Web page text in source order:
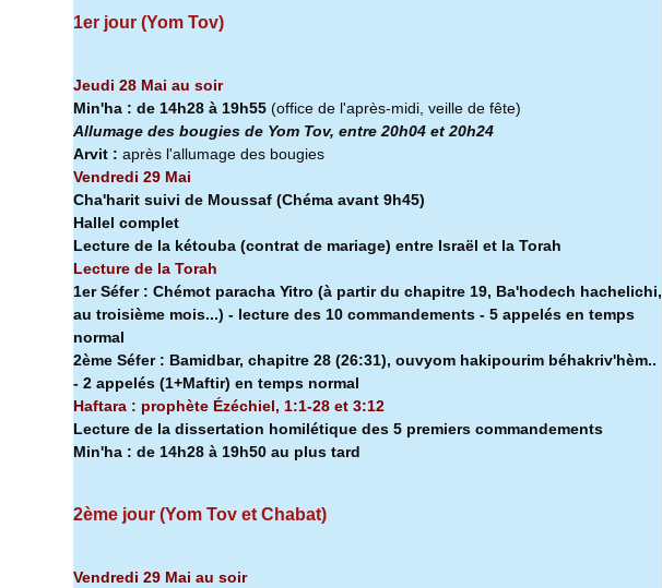
1er jour (Yom Tov)
Jeudi 28 Mai au soir
Min'ha : de 14h28 à 19h55 (office de l'après-midi, veille de fête)
Allumage des bougies de Yom Tov, entre 20h04 et 20h24
Arvit : après l'allumage des bougies
Vendredi 29 Mai
Cha'harit suivi de Moussaf (Chéma avant 9h45)
Hallel complet
Lecture de la kétouba (contrat de mariage) entre Israël et la Torah
Lecture de la Torah
1er Séfer : Chémot paracha Yitro (à partir du chapitre 19, Ba'hodech hachelichi,
au troisième mois...) - lecture des 10 commandements - 5 appelés en temps
normal
2ème Séfer : Bamidbar, chapitre 28 (26:31), ouvyom hakipourim béhakriv'hèm..
- 2 appelés (1+Maftir) en temps normal
Haftara : prophète Ézéchiel, 1:1-28 et 3:12
Lecture de la dissertation homilétique des 5 premiers commandements
Min'ha : de 14h28 à 19h50 au plus tard
2ème jour (Yom Tov et Chabat)
Vendredi 29 Mai au soir